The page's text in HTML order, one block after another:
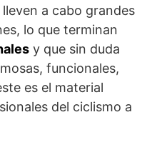
a cabo grandes
lo que terminan
y que sin duda
funcionales,
es el material
del ciclismo a